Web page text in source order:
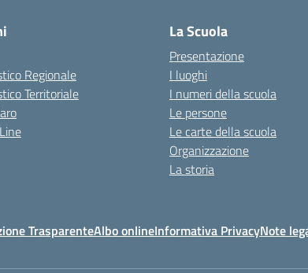
Regionale
Territoriale
La Scuola
Presentazione
I luoghi
I numeri della scuola
Le persone
Le carte della scuola
Organizzazione
La storia
TrasparenteAlbo onlineInformativa PrivacyNote